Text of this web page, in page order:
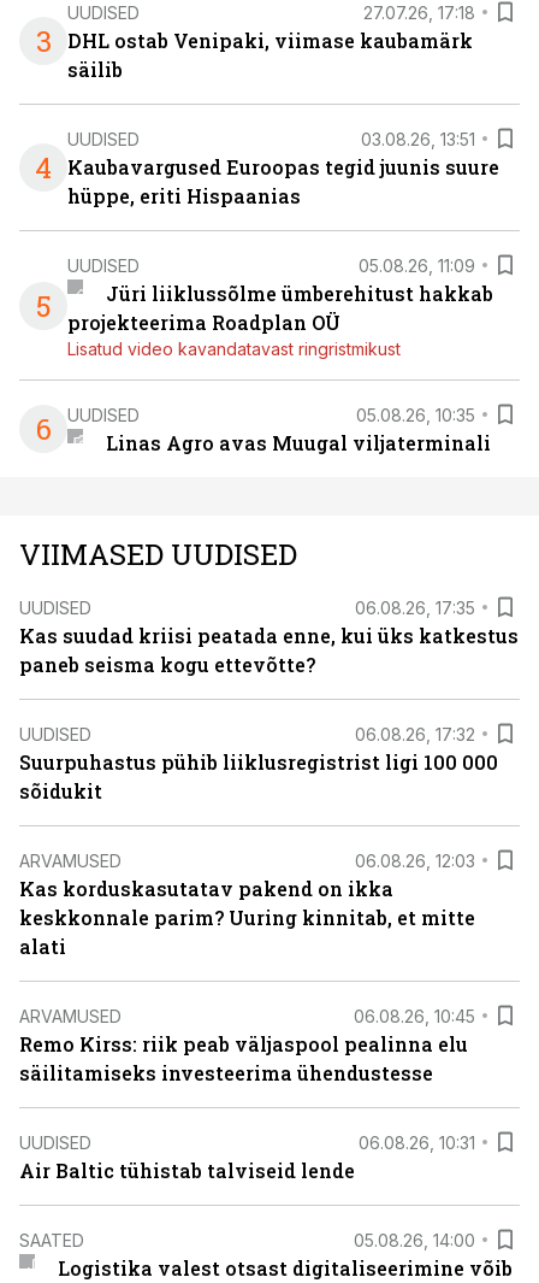
3
UUDISED 27.07.26, 17:18
DHL ostab Venipaki, viimase kaubamärk
säilib
4
UUDISED 03.08.26, 13:51
Kaubavargused Euroopas tegid juunis suure
hüppe, eriti Hispaanias
5
UUDISED 05.08.26, 11:09
Jüri liiklussõlme ümberehitust hakkab
projekteerima Roadplan OÜ
Lisatud video kavandatavast ringristmikust
6 UUDISED 05.08.26, 10:35
Linas Agro avas Muugal viljaterminali
VIIMASED UUDISED
UUDISED 06.08.26, 17:35
Kas suudad kriisi peatada enne, kui üks katkestus
paneb seisma kogu ettevõtte?
UUDISED 06.08.26, 17:32
Suurpuhastus pühib liiklusregistrist ligi 100 000
sõidukit
ARVAMUSED 06.08.26, 12:03
Kas korduskasutatav pakend on ikka
keskkonnale parim? Uuring kinnitab, et mitte
alati
ARVAMUSED 06.08.26, 10:45
Remo Kirss: riik peab väljaspool pealinna elu
säilitamiseks investeerima ühendustesse
UUDISED 06.08.26, 10:31
Air Baltic tühistab talviseid lende
SAATED 05.08.26, 14:00
Logistika valest otsast digitaliseerimine võib